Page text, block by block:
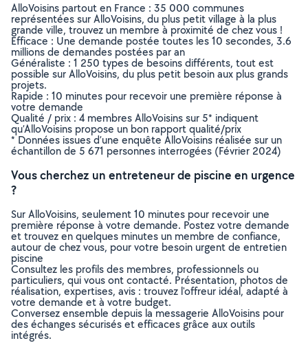
AlloVoisins partout en France : 35 000 communes
représentées sur AlloVoisins, du plus petit village à la plus
grande ville, trouvez un membre à proximité de chez vous !
Efficace : Une demande postée toutes les 10 secondes, 3.6
millions de demandes postées par an
Généraliste : 1 250 types de besoins différents, tout est
possible sur AlloVoisins, du plus petit besoin aux plus grands
projets.
Rapide : 10 minutes pour recevoir une première réponse à
votre demande
Qualité / prix : 4 membres AlloVoisins sur 5* indiquent
qu’AlloVoisins propose un bon rapport qualité/prix
* Données issues d’une enquête AlloVoisins réalisée sur un
échantillon de 5 671 personnes interrogées (Février 2024)
Vous cherchez un entreteneur de piscine en urgence
?
Sur AlloVoisins, seulement 10 minutes pour recevoir une
première réponse à votre demande. Postez votre demande
et trouvez en quelques minutes un membre de confiance,
autour de chez vous, pour votre besoin urgent de entretien
piscine
Consultez les profils des membres, professionnels ou
particuliers, qui vous ont contacté. Présentation, photos de
réalisation, expertises, avis : trouvez l'offreur idéal, adapté à
votre demande et à votre budget.
Conversez ensemble depuis la messagerie AlloVoisins pour
des échanges sécurisés et efficaces grâce aux outils
intégrés.